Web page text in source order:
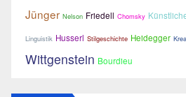
Jünger Nelson Friedell Chomsky
Linguistik Husserl Stilgeschichte Heidegger
Wittgenstein Bourdieu